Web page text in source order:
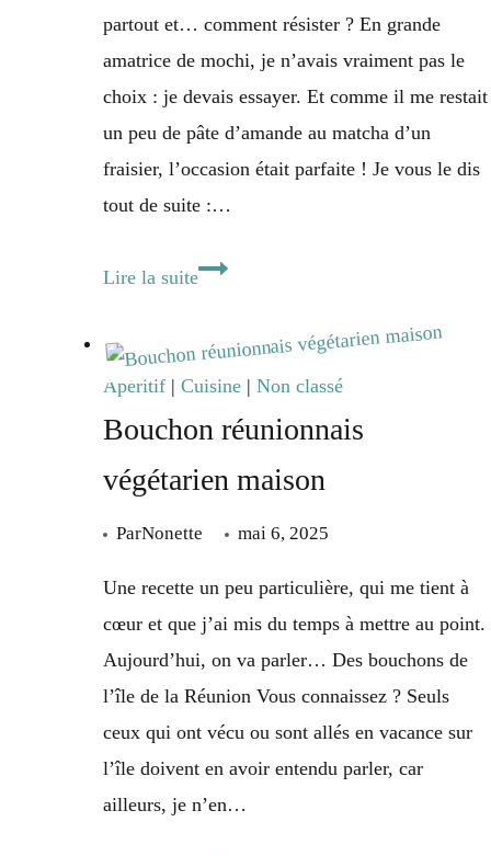
partout et… comment résister ? En grande
amatrice de mochi, je n’avais vraiment pas le
choix : je devais essayer. Et comme il me restait
un peu de pâte d’amande au matcha d’un
fraisier, l’occasion était parfaite ! Je vous le dis
tout de suite :…
Lire la suiteCookies
au
matcha
blanc
sans
gluten)
Apéritif | Cuisine | Non classé
Bouchon réunionnais
végétarien maison
ParNonette mai 6, 2025
Une recette un peu particulière, qui me tient à
cœur et que j’ai mis du temps à mettre au point.
Aujourd’hui, on va parler… Des bouchons de
l’île de la Réunion Vous connaissez ? Seuls
ceux qui ont vécu ou sont allés en vacance sur
l’île doivent en avoir entendu parler, car
ailleurs, je n’en…